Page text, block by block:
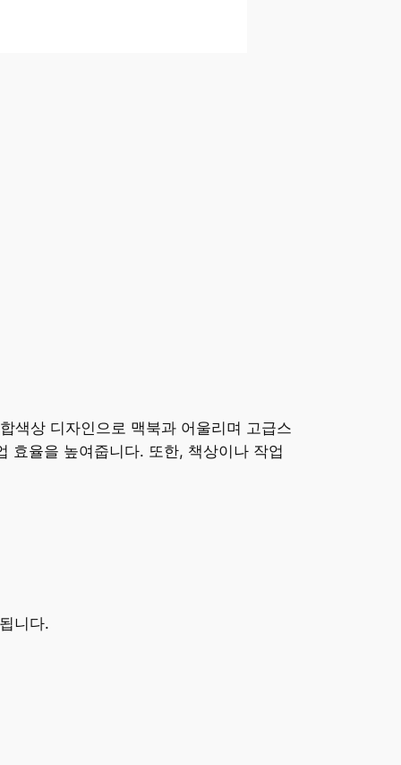
색상 디자인으로 맥북과 어울리며 고급스
효율을 높여줍니다. 또한, 책상이나 작업
니다.